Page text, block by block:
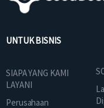
UNTUK BISNIS
SIAPA YANG KAMI
LAYANI
Perusahaan